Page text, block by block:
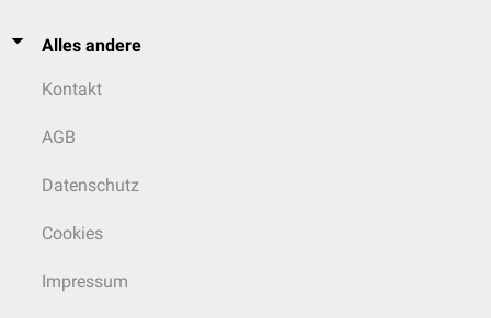
Alles andere
Kontakt
AGB
Datenschutz
Cookies
Impressum